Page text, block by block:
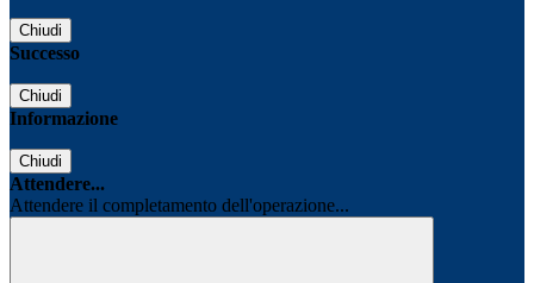
Chiudi
Successo
Chiudi
Informazione
Chiudi
Attendere...
Attendere il completamento dell'operazione...